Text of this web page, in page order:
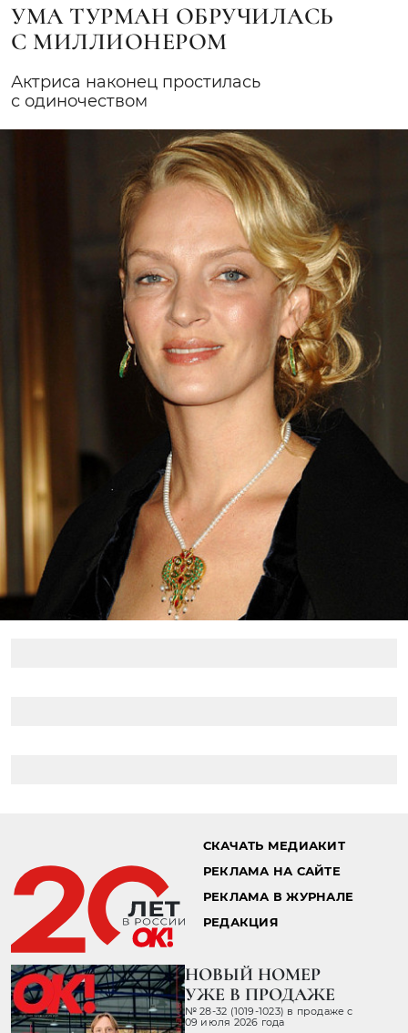
УМА ТУРМАН ОБРУЧИЛАСЬ
С МИЛЛИОНЕРОМ
Актриса наконец простилась
с одиночеством
СКАЧАТЬ МЕДИАКИТ
РЕКЛАМА НА САЙТЕ
РЕКЛАМА В ЖУРНАЛЕ
РЕДАКЦИЯ
НОВЫЙ НОМЕР
УЖЕ В ПРОДАЖЕ
№ 28-32 (1019-1023) в продаже с
09 июля 2026 года